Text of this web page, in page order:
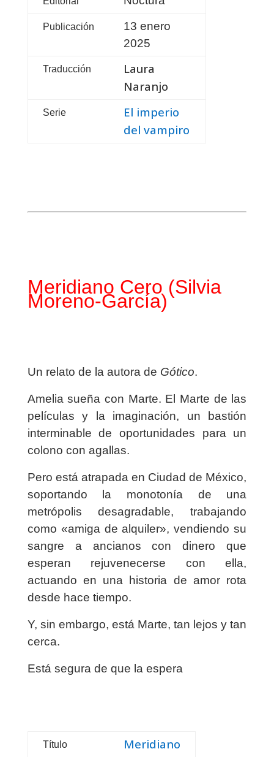
Publicación
13 enero
2025
Traducción
Laura
Naranjo
Serie
El imperio
del vampiro
Meridiano Cero (Silvia
Moreno-García)
Un relato de la autora de Gótico.
Amelia sueña con Marte. El Marte de las
películas y la imaginación, un bastión
interminable de oportunidades para un
colono con agallas.
Pero está atrapada en Ciudad de México,
soportando la monotonía de una
metrópolis desagradable, trabajando
como «amiga de alquiler», vendiendo su
sangre a ancianos con dinero que
esperan rejuvenecerse con ella,
actuando en una historia de amor rota
desde hace tiempo.
Y, sin embargo, está Marte, tan lejos y tan
cerca.
Está segura de que la espera
Título
Meridiano